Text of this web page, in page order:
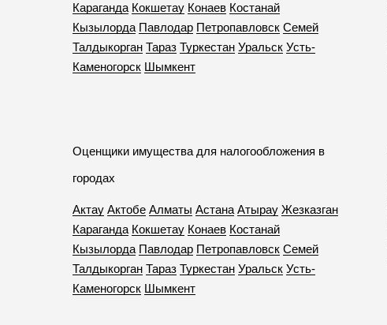
Караганда Кокшетау Конаев Костанай
Кызылорда Павлодар Петропавловск Семей
Талдыкорган Тараз Туркестан Уральск Усть-
Каменогорск Шымкент
Оценщики имущества для налогообложения в
городах
Актау Актобе Алматы Астана Атырау Жезказган
Караганда Кокшетау Конаев Костанай
Кызылорда Павлодар Петропавловск Семей
Талдыкорган Тараз Туркестан Уральск Усть-
Каменогорск Шымкент